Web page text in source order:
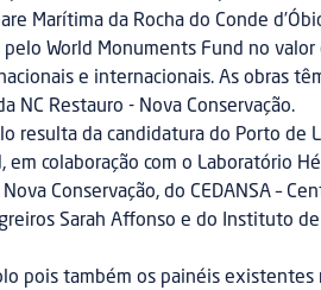
Marítima da Rocha do Conde
World Monuments Fund no
e internacionais. As obras
NC Restauro - Nova Conservação.
resulta da candidatura do Porto de
em colaboração com o Laboratório
Conservação, do CEDANSA –
Sarah Affonso e do Instituto
pois também os painéis existentes